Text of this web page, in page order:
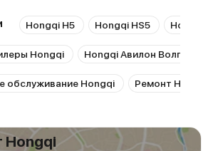
Hongqi H5 Hongqi HS5 Hongqi
Hongqi Hongqi Авилон
обслуживание Hongqi Ремонт Hongqi
Hongqi